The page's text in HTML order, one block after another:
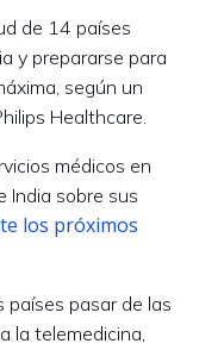
de 14 países
y prepararse para
según un
Healthcare.
médicos en
India sobre sus
los próximos
países pasar de las
la telemedicina,